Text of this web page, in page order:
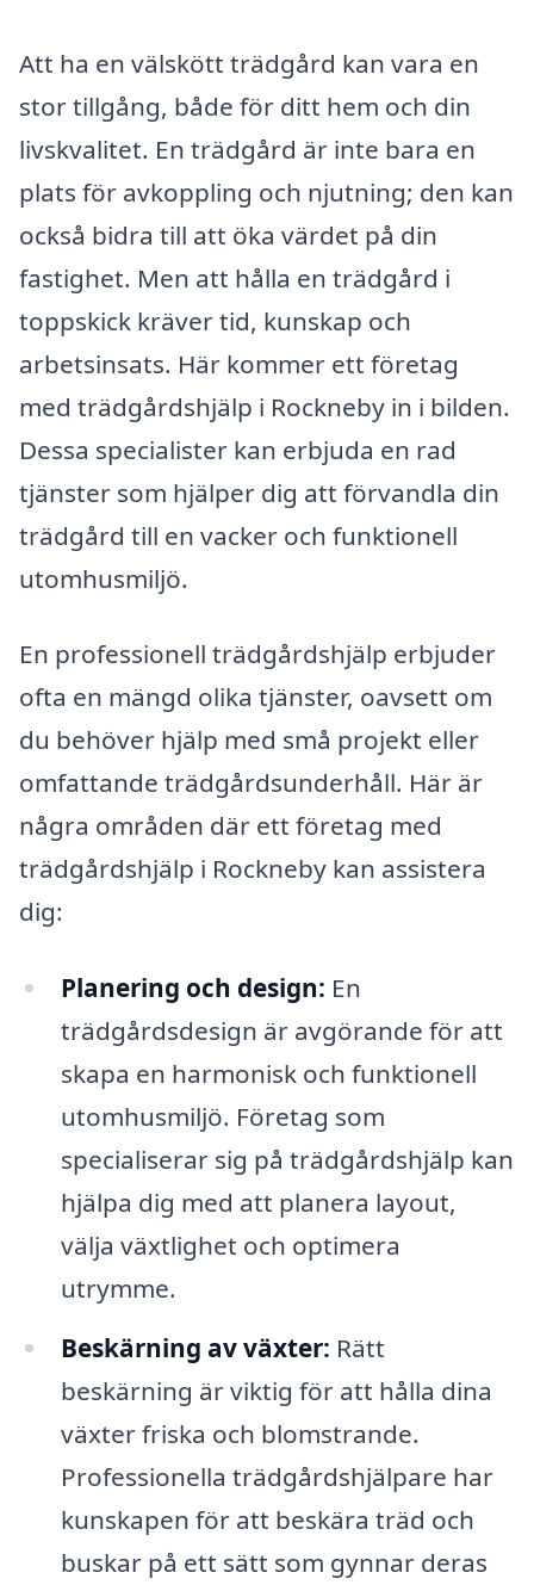
Att ha en välskött trädgård kan vara en
stor tillgång, både för ditt hem och din
livskvalitet. En trädgård är inte bara en
plats för avkoppling och njutning; den kan
också bidra till att öka värdet på din
fastighet. Men att hålla en trädgård i
toppskick kräver tid, kunskap och
arbetsinsats. Här kommer ett företag
med trädgårdshjälp i Rockneby in i bilden.
Dessa specialister kan erbjuda en rad
tjänster som hjälper dig att förvandla din
trädgård till en vacker och funktionell
utomhusmiljö.
En professionell trädgårdshjälp erbjuder
ofta en mängd olika tjänster, oavsett om
du behöver hjälp med små projekt eller
omfattande trädgårdsunderhåll. Här är
några områden där ett företag med
trädgårdshjälp i Rockneby kan assistera
dig:
Planering och design: En
trädgårdsdesign är avgörande för att
skapa en harmonisk och funktionell
utomhusmiljö. Företag som
specialiserar sig på trädgårdshjälp kan
hjälpa dig med att planera layout,
välja växtlighet och optimera
utrymme.
Beskärning av växter: Rätt
beskärning är viktig för att hålla dina
växter friska och blomstrande.
Professionella trädgårdshjälpare har
kunskapen för att beskära träd och
buskar på ett sätt som gynnar deras